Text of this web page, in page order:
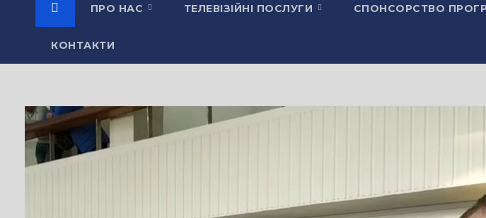
ПРО НАС ТЕЛЕВІЗІЙНІ ПОСЛУГИ СПОНСОРСТВО
КОНТАКТИ
TV СЮЖЕТ БЕЗ КОМЕНТАРІВ
Депутати затвердили
внесли зміни до бюджету на